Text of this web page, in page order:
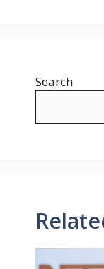
Search